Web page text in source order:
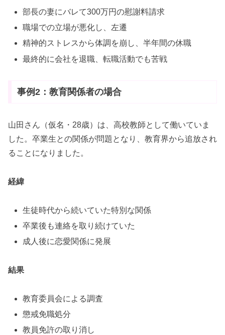
部長の妻にバレて300万円の慰謝料請求
職場での立場が悪化し、左遷
精神的ストレスから体調を崩し、半年間の休職
最終的に会社を退職、転職活動でも苦戦
事例2：教育関係者の場合
山田さん（仮名・28歳）は、高校教師として働いていま
した。卒業生との関係が問題となり、教育界から追放され
ることになりました。
経緯
生徒時代から続いていた特別な関係
卒業後も連絡を取り続けていた
成人後に恋愛関係に発展
結果
教育委員会による調査
懲戒免職処分
教員免許の取り消し